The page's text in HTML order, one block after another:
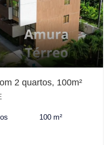
2 quartos, 100m²
100 m²